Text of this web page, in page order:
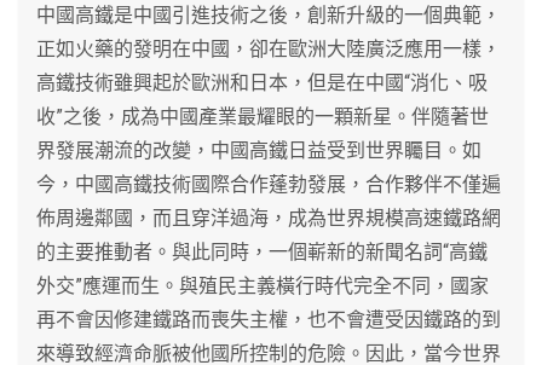
中國高鐵是中國引進技術之後，創新升級的一個典範，
正如火藥的發明在中國，卻在歐洲大陸廣泛應用一樣，
高鐵技術雖興起於歐洲和日本，但是在中國“消化、吸
收”之後，成為中國產業最耀眼的一顆新星。伴隨著世
界發展潮流的改變，中國高鐵日益受到世界矚目。如
今，中國高鐵技術國際合作蓬勃發展，合作夥伴不僅遍
佈周邊鄰國，而且穿洋過海，成為世界規模高速鐵路網
的主要推動者。與此同時，一個嶄新的新聞名詞“高鐵
外交”應運而生。與殖民主義橫行時代完全不同，國家
再不會因修建鐵路而喪失主權，也不會遭受因鐵路的到
來導致經濟命脈被他國所控制的危險。因此，當今世界